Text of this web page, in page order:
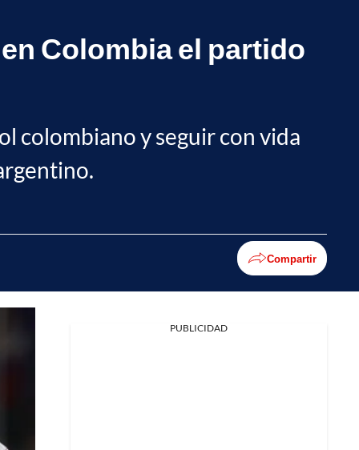
Colombia el partido
colombiano y seguir con vida
Compartir
PUBLICIDAD